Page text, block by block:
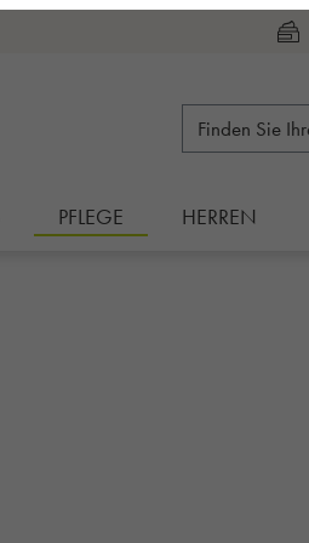
PFLEGE HERREN